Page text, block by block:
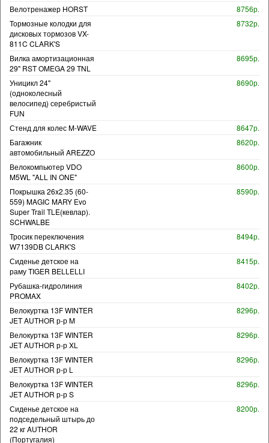
Велотренажер HORST
8756р.
Тормозные колодки для
дисковых тормозов VX-
811C CLARK'S
8732р.
Вилка амортизационная
29" RST OMEGA 29 TNL
8695р.
Уницикл 24"
(одноколесный
велосипед) серебристый
FUN
8690р.
Стенд для колес M-WAVE
8647р.
Багажник
автомобильный AREZZO
8620р.
Велокомпьютер VDO
M5WL "ALL IN ONE"
8600р.
Покрышка 26x2.35 (60-
559) MAGIC MARY Evo
Super Trail TLE(кевлар).
SCHWALBE
8590р.
Тросик переключения
W7139DB CLARK'S
8494р.
Сиденье детское на
раму TIGER BELLELLI
8415р.
Рубашка-гидролиния
PROMAX
8402р.
Велокуртка 13F WINTER
JET AUTHOR р-р M
8296р.
Велокуртка 13F WINTER
JET AUTHOR р-р XL
8296р.
Велокуртка 13F WINTER
JET AUTHOR р-р L
8296р.
Велокуртка 13F WINTER
JET AUTHOR р-р S
8296р.
Сиденье детское на
подседельный штырь до
22 кг AUTHOR
(Португалия)
8200р.